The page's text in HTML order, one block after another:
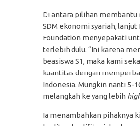
Di antara pilihan membantu
SDM ekonomi syariah, lanjut
Foundation menyepakati
terlebih dulu. “Ini karena
beasiswa S1, maka kami
kuantitas dengan
Indonesia. Mungkin nanti 5-
melangkah ke yang lebih
Ia menambahkan pihaknya